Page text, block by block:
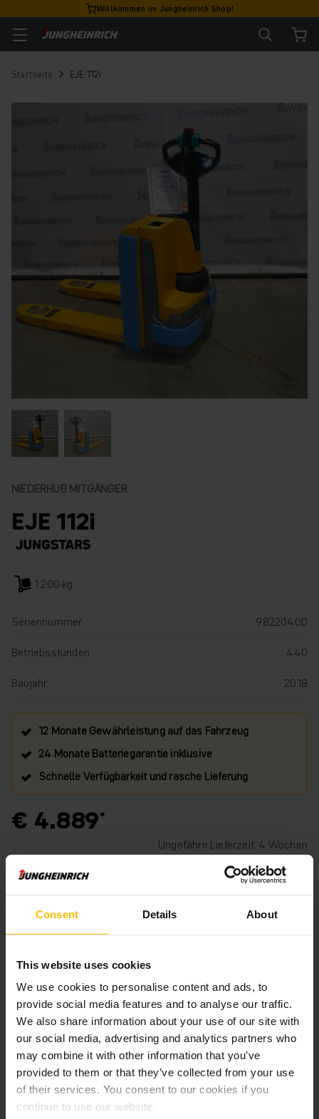
Consent Details About
This website uses cookies
We use cookies to personalise content and ads, to
provide social media features and to analyse our traffic.
We also share information about your use of our site with
our social media, advertising and analytics partners who
may combine it with other information that you’ve
provided to them or that they’ve collected from your use
of their services. You consent to our cookies if you
continue to use our website.
Willkommen im Jungheinrich Shop!
Startseite EJE 112i
NIEDERHUB MITGÄNGER
EJE 112i
1.200 kg
Seriennummer
98220400
Betriebsstunden
440
Baujahr
2018
12 Monate Gewährleistung auf das Fahrzeug
24 Monate Batteriegarantie inklusive
Schnelle Verfügbarkeit und rasche Lieferung
€ 4.889
Ungefähre Lieferzeit: 4 Wochen
HABEN SIE FRAGEN ZU DIESEM PRODUKT?
Produktinformationen
Der folgende Abschnitt bietet eine umfassende
Zusammenfassung der technischen Spezifikationen und
Ausstattungen des Fahrzeugs.